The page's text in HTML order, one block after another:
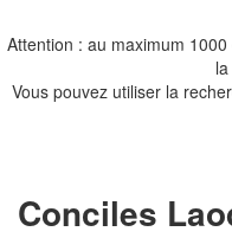
Attention : au maximum
Vous pouvez utiliser la
Conciles